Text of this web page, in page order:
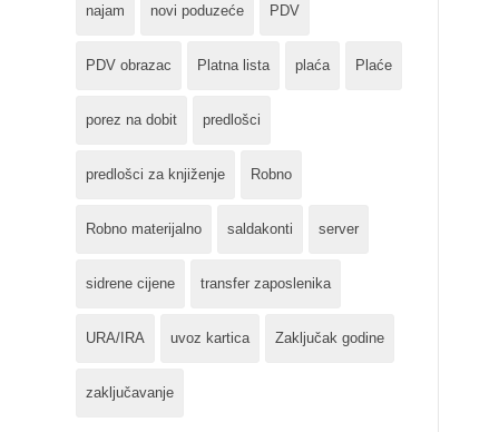
najam novi poduzeće PDV
PDV obrazac Platna lista plaća Plaće
porez na dobit predlošci
predlošci za knjiženje Robno
Robno materijalno saldakonti server
sidrene cijene transfer zaposlenika
URA/IRA uvoz kartica Zaključak godine
zaključavanje